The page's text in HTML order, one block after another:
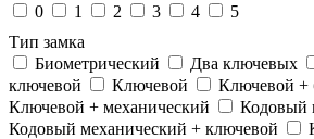
0
1 2 3 4
5
Тип замка
Биометрический
Два ключевых
ключевой
Ключевой
Ключевой +
Ключевой + механический
Кодовый
Кодовый механический + ключевой